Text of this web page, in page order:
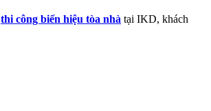
thi công biển hiệu tòa nhà tại IKD, khách